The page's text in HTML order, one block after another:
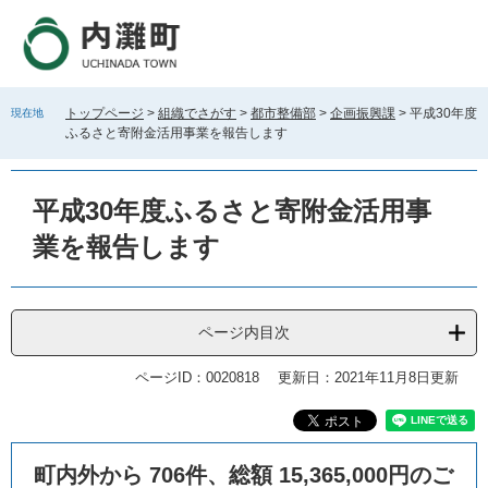
す
し
現在地 トップページ > 組織でさがす > 都市整備部 > 企画振興課 > 平成30年度
ふるさと寄附金活用事業を報告します
平成30年度ふるさと寄附金活用事
業を報告します
ページ内目次
ページID：0020818 更新日：2021年11月8日更新
町内外から 706件、総額 15,365,000円のご